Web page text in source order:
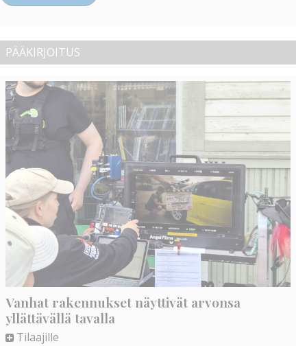
PÄÄKIRJOITUS
Vanhat rakennukset näyttivät arvonsa
yllättävällä tavalla
Tilaajille